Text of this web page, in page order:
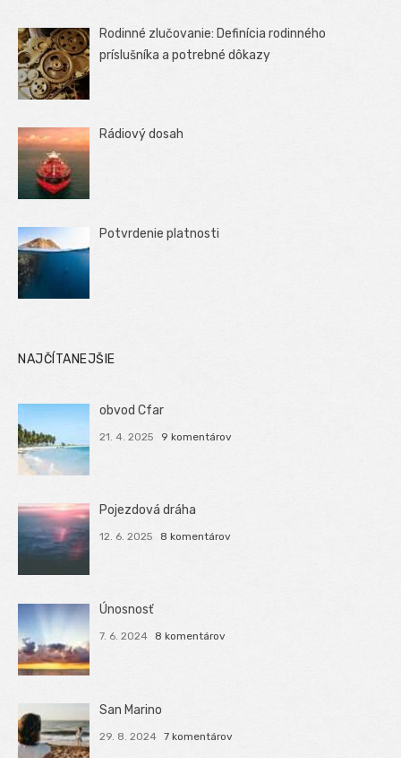
Rodinné zlučovanie: Definícia rodinného
príslušníka a potrebné dôkazy
Rádiový dosah
Potvrdenie platnosti
NAJČÍTANEJŠIE
obvod Cfar
21. 4. 2025 9 komentárov
Pojezdová dráha
12. 6. 2025 8 komentárov
Únosnosť
7. 6. 2024 8 komentárov
San Marino
29. 8. 2024 7 komentárov